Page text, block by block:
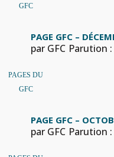
GFC
PAGES DU
GFC
PAGE GFC –
par GFC Parution :
PAGE GFC –
par GFC Parution :